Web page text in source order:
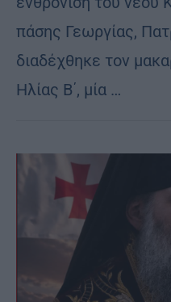
πάσης Γεωργίας,
διαδέχθηκε τον
Ηλίας Β΄, μία …